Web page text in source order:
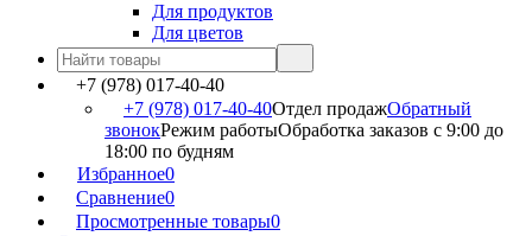
Для продуктов
Для цветов
+7 (978) 017-40-40
+7 (978) 017-40-40Отдел продажОбратный
звонокРежим работыОбработка заказов с 9:00 до
18:00 по будням
Избранное0
Сравнение0
Просмотренные товары0